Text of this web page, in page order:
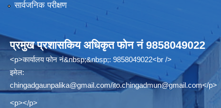
सार्वजनिक परीक्षण
प्रमुख प्रशासकिय अधिकृत फोन नं 9858049022
<p>कार्यालय फोन नं&nbsp;&nbsp;: 9858049022<br />
इमेल:
chingadgaunpalika@gmail.com/ito.chingadmun@gmail.com</p>
<p></p>